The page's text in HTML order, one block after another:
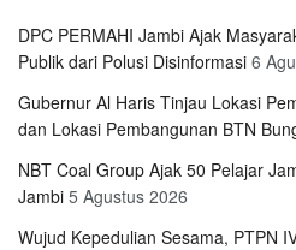
DPC PERMAHI Jambi Ajak
Publik dari Polusi Disinformasi 6
Gubernur Al Haris Tinjau Lokasi
dan Lokasi Pembangunan BTN
NBT Coal Group Ajak 50 Pelajar
Jambi 5 Agustus 2026
Wujud Kepedulian Sesama, PTPN